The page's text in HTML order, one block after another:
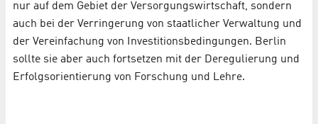
nur auf dem Gebiet der Versorgungswirtschaft, sondern
auch bei der Verringerung von staatlicher Verwaltung und
der Vereinfachung von Investitionsbedingungen. Berlin
sollte sie aber auch fortsetzen mit der Deregulierung und
Erfolgsorientierung von Forschung und Lehre.